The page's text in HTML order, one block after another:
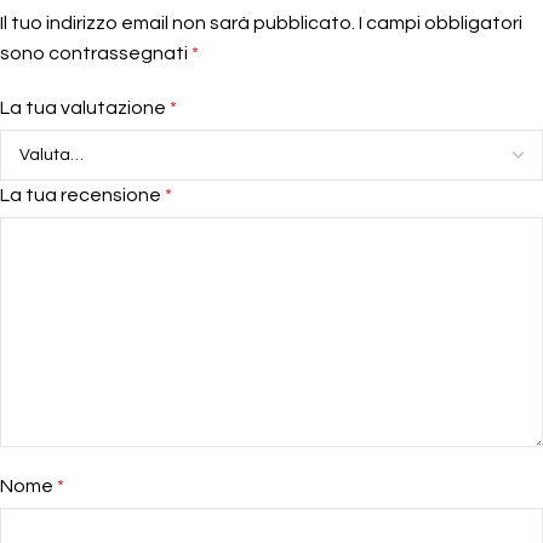
Il tuo indirizzo email non sarà pubblicato. I campi obbligatori
sono contrassegnati *
La tua valutazione *
La tua recensione *
Nome *